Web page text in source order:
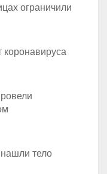
ограничили
коронавируса
тело